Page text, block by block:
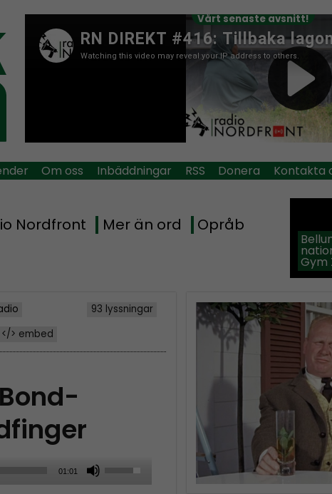
Vårt senaste avsnitt!
Om oss Inbäddningar RSS Donera Kontakta
Nordfront Mer än ord Opråb
Gym
93 lyssningar
</> embed
01:01
U